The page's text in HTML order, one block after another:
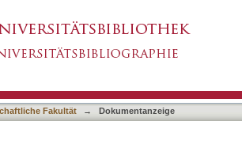
and hydrocarbon source
Western Desert, Egypt
Fakultät → Dokumentanzeige